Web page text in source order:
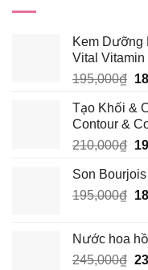
Kem Dưỡng
Vital Vitamin
195,000₫
là:
Tạo Khối &
Contour &
210,000₫
là:
Son
195,000₫
Nước hoa
245,000₫